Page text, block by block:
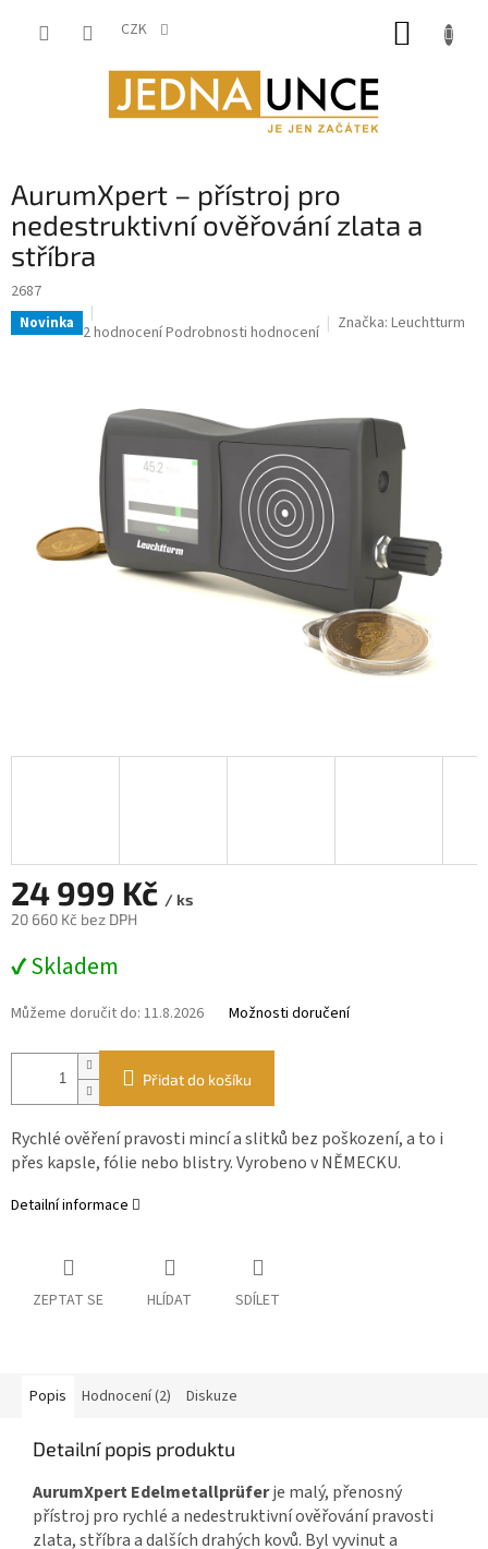
CZK
AurumXpert – přístroj pro
nedestruktivní ověřování zlata a
stříbra
2687
Novinka Průměrné
hvězdiček.
2 hodnoceníPodrobnosti hodnocení Značka: Leuchtturm
24 999 Kč / ks
20 660 Kč bez DPH
cena:
✔ Skladem
Můžeme doručit do: 11.8.2026 Možnosti doručení
Přidat do košíku
Rychlé ověření pravosti mincí a slitků bez poškození, a to i
přes kapsle, fólie nebo blistry. Vyrobeno v NĚMECKU.
Detailní informace
ZEPTAT SE HLÍDAT SDÍLET
Popis Hodnocení (2) Diskuze
Detailní popis produktu
AurumXpert Edelmetallprüferje malý, přenosný
přístroj pro rychlé a nedestruktivní ověřování pravosti
zlata, stříbra a dalších drahých kovů. Byl vyvinut a